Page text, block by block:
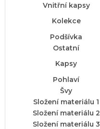
Vnitřní kapsy
Kolekce
Podšívka
Ostatní
Kapsy
Pohlaví
Švy
Složení materiálu 1
Složení materiálu 2
Složení materiálu 3